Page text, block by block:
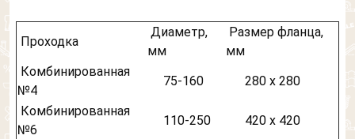
Проходка
Диаметр,
мм
Размер фланца,
мм
Комбинированная
№4
75-160
280 х 280
Комбинированная
№6
110-250
420 х 420